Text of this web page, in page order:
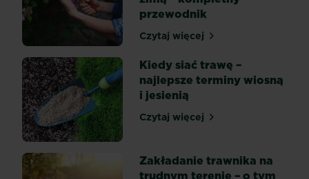
powinien
dziełem
przypadku.
Kwiaty
na
taras
powinny
cieszyć
oko
domowników
przewodnik
Czytaj więcejKiedy przycinać róże na
Kiedy siać trawę –
najlepsze terminy wiosną
i jesienią
Czytaj więcejKiedy siać trawę –
Zakładanie trawnika na
trudnym terenie – o tym